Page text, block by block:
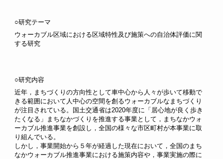
○研究テーマ
ウォーカブル区域における区域特性及び施策への自治体評価に関
する研究
○研究内容
近年，まちづくりの方向性として車中心から人々が歩いて移動で
きる範囲において人中心の空間を創るウォーカブルなまちづくり
が注目されている。国土交通省は2020年度に「居心地が良く歩き
たくなる」まちなかづくりを推進する事業として，まちなかウォ
ーカブル推進事業を創設し，全国の様々な市区町村が本事業に取
り組んでいる。
しかし，事業開始から５年が経過した現在において，全国のまち
なかウォーカブル推進事業における施策内容や，事業実施の際に